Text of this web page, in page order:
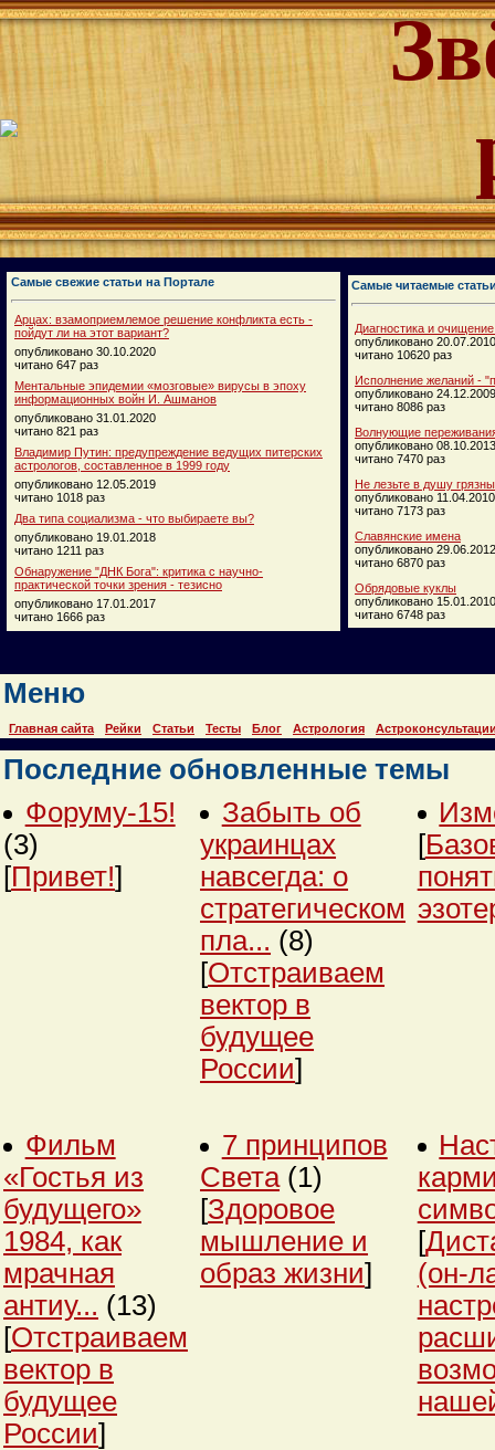
Самые свежие статьи на Портале
Арцах: взамоприемлемое решение конфликта есть -
пойдут ли на этот вариант?
опубликовано 30.10.2020
читано 647 раз
Ментальные эпидемии «мозговые» вирусы в эпоху
информационных войн И. Ашманов
опубликовано 31.01.2020
читано 821 раз
Владимир Путин: предупреждение ведущих питерских
астрологов, составленное в 1999 году
опубликовано 12.05.2019
читано 1018 раз
Два типа социализма - что выбираете вы?
опубликовано 19.01.2018
читано 1211 раз
Обнаружение "ДНК Бога": критика с научно-
практической точки зрения - тезисно
опубликовано 17.01.2017
читано 1666 раз
Самые читаемые
Диагностика и
опубликовано 20.07.2010
читано 10620 раз
Исполнение желаний -
опубликовано 24.12.2009
читано 8086 раз
Волнующие
опубликовано 08.10.2013
читано 7470 раз
Не лезьте в душу
опубликовано 11.04.2010
читано 7173 раз
Славянские имена
опубликовано 29.06.2012
читано 6870 раз
Обрядовые куклы
опубликовано 15.01.2010
читано 6748 раз
Меню
Главная сайта Рейки Статьи Тесты Блог Астрология
Последние обновленные темы
Форуму-15!
(3)
[Привет!]
Забыть об
украинцах
навсегда: о
стратегическом
пла... (8)
[Отстраиваем
вектор в
будущее
России]
[
Фильм
«Гостья из
будущего»
1984, как
мрачная
антиу... (13)
[Отстраиваем
вектор в
будущее
России]
7 принципов
Света (1)
[Здоровое
мышление и
образ жизни]
[
(он-